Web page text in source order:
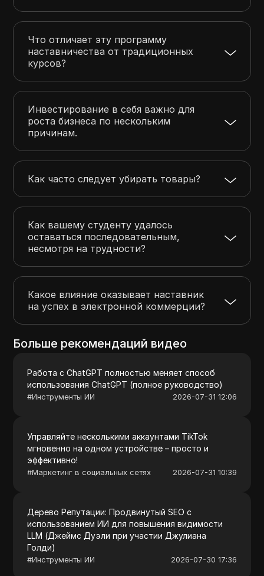
Что отличает эту программу
наставничества от традиционных
курсов?
Инвестирование в себя важно для
роста бизнеса по нескольким
причинам.
Как часто следует убирать товары?
Как вашему студенту удалось
оставаться последовательным,
несмотря на трудности?
Какое влияние оказывает наставник
на успех в электронной коммерции?
Больше рекомендаций видео
Работа с ChatGPT полностью меняет способ
использования ChatGPT (полное руководство)
#Инструменты ИИ 2026-07-31 12:06
Управляйте несколькими аккаунтами TikTok
мгновенно на одном устройстве – просто и
эффективно!
#Маркетинг в социальных сетях 2026-07-31 10:39
Дерево Репутации: Продвинутый SEO с
использованием ИИ для повышения видимости
LLM (Джеймс Дуэли при участии Джулиана
Голди)
#Инструменты ИИ 2026-07-30 17:36